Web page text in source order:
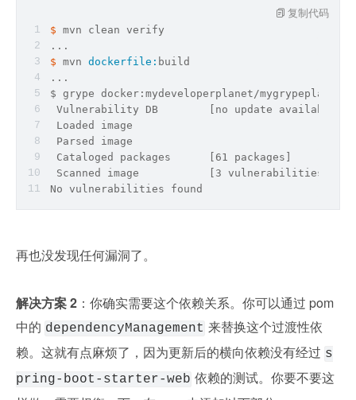
$ mvn clean verify
...
$ mvn dockerfile: build
...
$ grype docker:mydeveloperplanet/mygrypeplanet:
Vulnerability DB        [no update available]
Loaded image
Parsed image
Cataloged packages      [61 packages]
Scanned image           [3 vulnerabilities]
No vulnerabilities found
复制代码
再也没发现任何漏洞了。
解决方案 2 ：你确实需要这个依赖关系。你可以通过 pom
中的 dependencyManagement 来替换这个过渡性依
赖。这就有点麻烦了，因为更新后的横向依赖没有经过 s
pring-boot-starter-web 依赖的测试。你要不要这